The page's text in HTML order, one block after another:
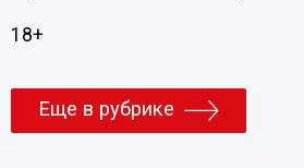
18+
Еще в рубрике